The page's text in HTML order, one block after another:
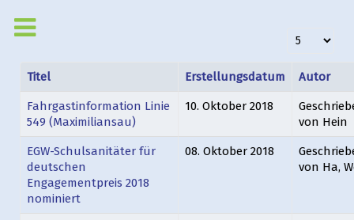
Anzeige #
Titel Erstellungsdatum Autor
Fahrgastinformation Linie
549 (Maximiliansau)
10. Oktober 2018
von Hein
EGW-Schulsanitäter für
deutschen
Engagementpreis 2018
nominiert
08. Oktober 2018
von Ha,